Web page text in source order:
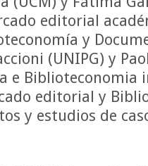
editorial
y
(UNIPG) y
e
editorial y
y estudios de